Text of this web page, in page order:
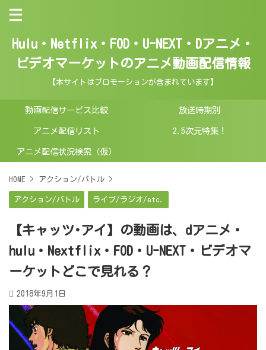
Hulu・Netflix・FOD・U-NEXT・Dアニメ・
ビデオマーケットのアニメ動画配信情報
【本サイトはプロモーションが含まれています】
動画配信サービス比較 放送時期別
アニメ配信リスト 2.5次元特集！
アニメ配信状況検索（仮）
HOME > アクション/バトル >
アクション/バトル ライブ/ラジオ/etc.
【キャッツ･アイ】の動画は、dアニメ・
hulu・Nextflix・FOD・U-NEXT・ビデオマ
ーケットどこで見れる？
2018年9月1日